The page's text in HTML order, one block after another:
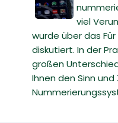
viel
wurde über das Für
diskutiert. In der
großen
Ihnen den Sinn und